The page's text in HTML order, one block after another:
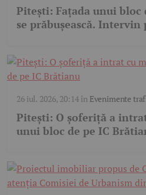
Pitești: Fațada unui bloc
se prăbușească.
26 iul. 2026, 20:14în Evenimente
Pitești: O șoferiță a
unui bloc de pe IC